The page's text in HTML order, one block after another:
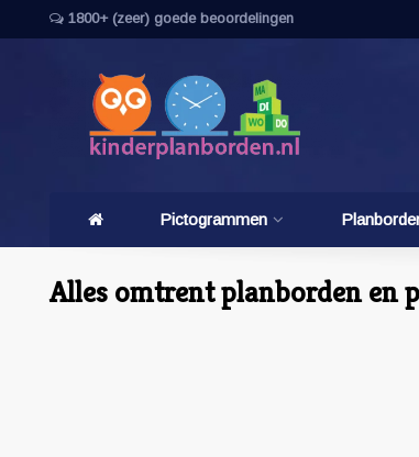
1800+ (zeer) goede beoordelingen
Pictogrammen
Alles omtrent planborden en